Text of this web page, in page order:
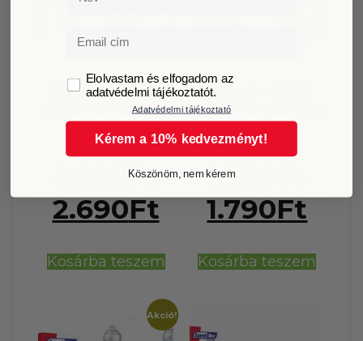
H4 izzó +130%
emelt fényerővel
2db
Ft
2.690Ft
Kosárba teszem
H1 izzó +130%
emelt fényerővel
2db
1.990
1.790Ft
Kosárba teszem
Akció!
Email
GDPRElolvastam és elfogadom az
adatvédelmi tájékoztatót.
Adatvédelmi tájékoztató
Kérem a 10% kedvezményt!
Köszönöm, nem kérem